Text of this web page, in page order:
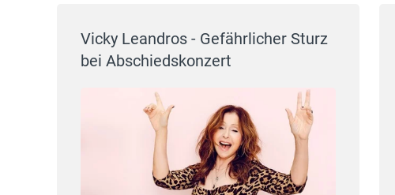
Vicky Leandros - Gefährlicher Sturz
bei Abschiedskonzert